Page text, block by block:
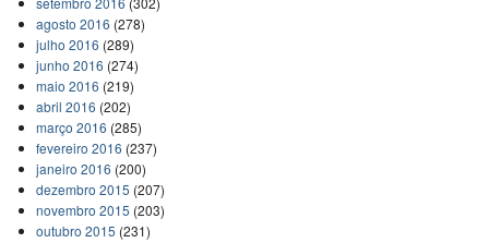
agosto 2016 (278)
julho 2016 (289)
junho 2016 (274)
maio 2016 (219)
abril 2016 (202)
março 2016 (285)
fevereiro 2016 (237)
janeiro 2016 (200)
dezembro 2015 (207)
novembro 2015 (203)
outubro 2015 (231)